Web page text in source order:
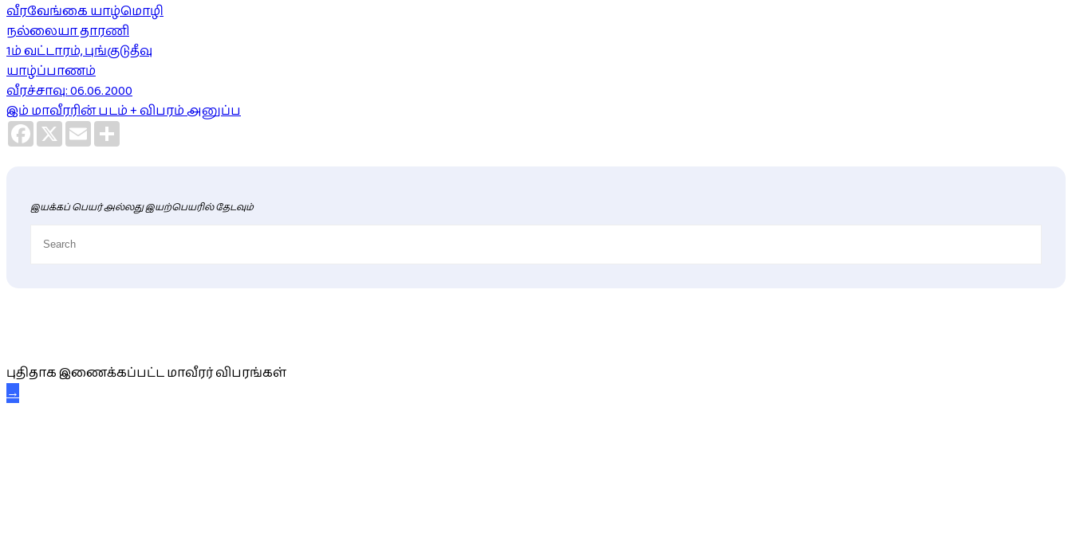
வீரவேங்கை யாழ்மொழி
நல்லையா தாரணி
1ம் வட்டாரம், புங்குடுதீவு
யாழ்ப்பாணம்
வீரச்சாவு: 06.06.2000
இம் மாவீரரின் படம் + விபரம் அனுப்ப
Facebook
X Email
இயக்கப் பெயர் அல்லது இயற்பெயரில் தேடவும்
புதிதாக இணைக்கப்பட்ட மாவீரர் விபரங்கள்
→